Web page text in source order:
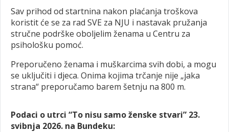
Sav prihod od startnina nakon plaćanja troškova
koristit će se za rad SVE za NJU i nastavak pružanja
stručne podrške oboljelim ženama u Centru za
psihološku pomoć.
Preporučeno ženama i muškarcima svih dobi, a mogu
se uključiti i djeca. Onima kojima trčanje nije „jaka
strana“ preporučamo barem šetnju na 800 m.
Podaci o utrci “To nisu samo ženske stvari” 23.
svibnja 2026. na Bundeku: